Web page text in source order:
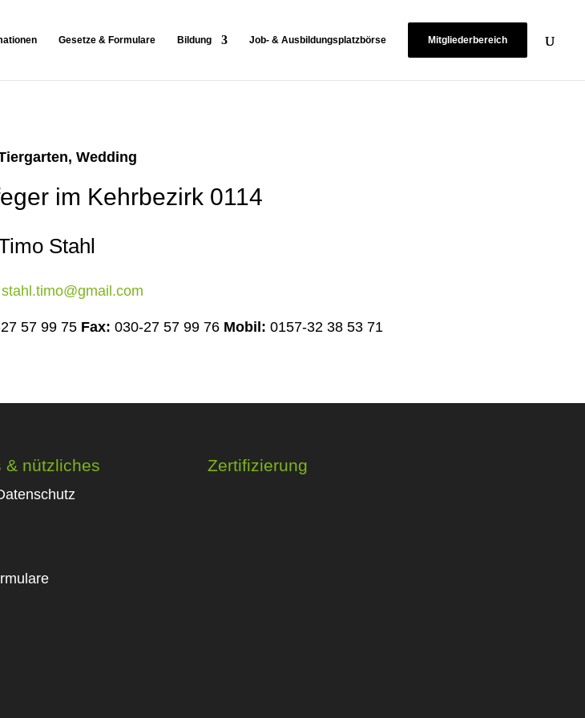
Gesetze & Formulare Bildung Job- & Ausbildungsplatzbörse Mitgliederbereich
Wedding
im Kehrbezirk 0114
Stahl
stahl.timo@gmail.com
57 99 75 Fax: 030-27 57 99 76 Mobil: 0157-32 38 53 71
& nützliches Zertifizierung